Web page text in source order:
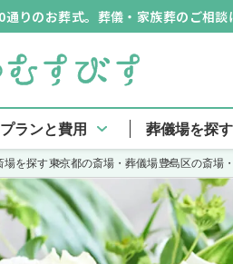
りのお葬式。葬儀・家族葬のご相談
プランと費用 葬儀場を探す
場を探す東京都の斎場・葬儀場豊島区の斎場